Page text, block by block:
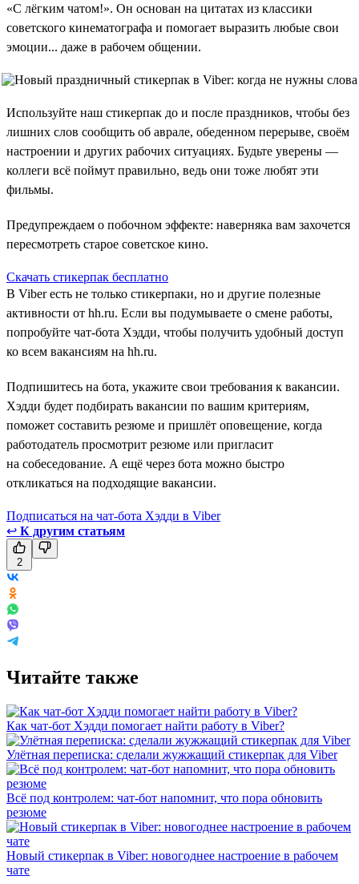
«С лёгким чатом!». Он основан на цитатах из классики
советского кинематографа и помогает выразить любые свои
эмоции... даже в рабочем общении.
Используйте наш стикерпак до и после праздников, чтобы без
лишних слов сообщить об аврале, обеденном перерыве, своём
настроении и других рабочих ситуациях. Будьте уверены —
коллеги всё поймут правильно, ведь они тоже любят эти
фильмы.
Предупреждаем о побочном эффекте: наверняка вам захочется
пересмотреть старое советское кино.
Скачать стикерпак бесплатно
В Viber есть не только стикерпаки, но и другие полезные
активности от hh.ru. Если вы подумываете о смене работы,
попробуйте чат-бота Хэдди, чтобы получить удобный доступ
ко всем вакансиям на hh.ru.
Подпишитесь на бота, укажите свои требования к вакансии.
Хэдди будет подбирать вакансии по вашим критериям,
поможет составить резюме и пришлёт оповещение, когда
работодатель просмотрит резюме или пригласит
на собеседование. А ещё через бота можно быстро
откликаться на подходящие вакансии.
Подписаться на чат-бота Хэдди в Viber
↩ К другим статьям
2
Читайте также
Как чат-бот Хэдди помогает найти работу в Viber?
Улётная переписка: сделали жужжащий стикерпак для Viber
Всё под контролем: чат-бот напомнит, что пора обновить
резюме
Новый стикерпак в Viber: новогоднее настроение в рабочем
чате